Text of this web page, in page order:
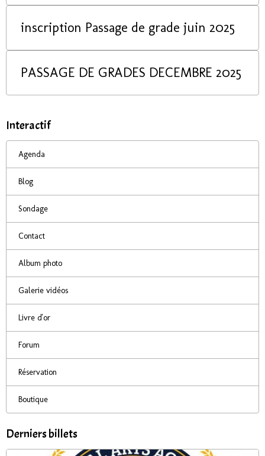
inscription Passage de grade juin 2025
PASSAGE DE GRADES DECEMBRE 2025
Interactif
Agenda
Blog
Sondage
Contact
Album photo
Galerie vidéos
Livre d'or
Forum
Réservation
Boutique
Derniers billets